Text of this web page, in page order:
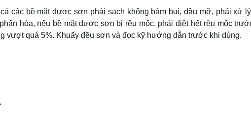
các bề mặt được sơn phải sạch không bám bụi, dầu mỡ, phải xử
hóa, nếu bề mặt được sơn bị rêu mốc, phải diệt hết rêu mốc
vượt quá 5%. Khuấy đều sơn và đọc kỹ hướng dẫn trước khi dùng.